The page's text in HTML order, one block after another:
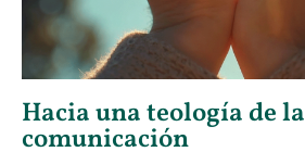
Hacia una teología de la
comunicación